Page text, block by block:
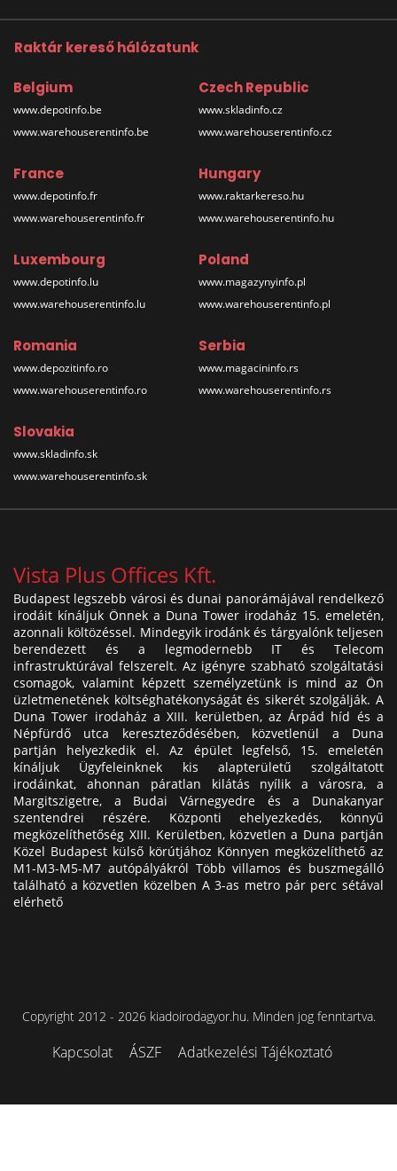
Raktár kereső hálózatunk
Belgium
www.depotinfo.be
www.warehouserentinfo.be
Czech Republic
www.skladinfo.cz
www.warehouserentinfo.cz
France
www.depotinfo.fr
www.warehouserentinfo.fr
Hungary
www.raktarkereso.hu
www.warehouserentinfo.hu
Luxembourg
www.depotinfo.lu
www.warehouserentinfo.lu
Poland
www.magazynyinfo.pl
www.warehouserentinfo.pl
Romania
www.depozitinfo.ro
www.warehouserentinfo.ro
Serbia
www.magacininfo.rs
www.warehouserentinfo.rs
Slovakia
www.skladinfo.sk
www.warehouserentinfo.sk
Vista Plus Offices Kft.
Budapest legszebb városi és dunai panorámájával rendelkező
irodáit kínáljuk Önnek a Duna Tower irodaház 15. emeletén,
azonnali költözéssel. Mindegyik irodánk és tárgyalónk teljesen
berendezett és a legmodernebb IT és Telecom
infrastruktúrával felszerelt. Az igényre szabható szolgáltatási
csomagok, valamint képzett személyzetünk is mind az Ön
üzletmenetének költséghatékonyságát és sikerét szolgálják. A
Duna Tower irodaház a XIII. kerületben, az Árpád híd és a
Népfürdő utca kereszteződésében, közvetlenül a Duna
partján helyezkedik el. Az épület legfelső, 15. emeletén
kínáljuk Ügyfeleinknek kis alapterületű szolgáltatott
irodáinkat, ahonnan páratlan kilátás nyílik a városra, a
Margitszigetre, a Budai Várnegyedre és a Dunakanyar
szentendrei részére. Központi ehelyezkedés, könnyű
megközelíthetőség XIII. Kerületben, közvetlen a Duna partján
Közel Budapest külső körútjához Könnyen megközelíthető az
M1-M3-M5-M7 autópályákról Több villamos és buszmegálló
található a közvetlen közelben A 3-as metro pár perc sétával
elérhető
Copyright 2012 - 2026 kiadoirodagyor.hu. Minden jog fenntartva.
Kapcsolat ÁSZF Adatkezelési Tájékoztató